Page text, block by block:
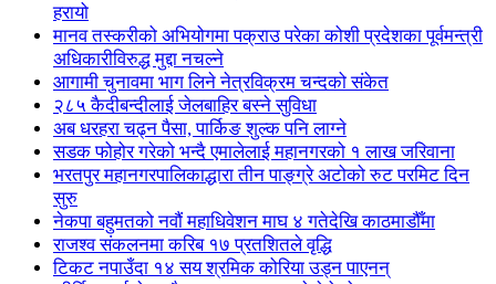
हरायो
मानव तस्करीको अभियोगमा पक्राउ परेका कोशी प्रदेशका पूर्वमन्त्री
अधिकारीविरुद्ध मुद्दा नचल्ने
आगामी चुनावमा भाग लिने नेत्रविक्रम चन्दको संकेत
२८५ कैदीबन्दीलाई जेलबाहिर बस्ने सुविधा
अब धरहरा चढ्न पैसा, पार्किङ शुल्क पनि लाग्ने
सडक फोहोर गरेको भन्दै एमालेलाई महानगरको १ लाख जरिवाना
भरतपुर महानगरपालिकाद्धारा तीन पाङ्ग्रे अटोको रुट परमिट दिन
सुरु
नेकपा बहुमतको नवौं महाधिवेशन माघ ४ गतेदेखि काठमाडौँमा
राजश्व संकलनमा करिब १७ प्रतशितले वृद्धि
टिकट नपाउँदा १४ सय श्रमिक कोरिया उड्न पाएनन्